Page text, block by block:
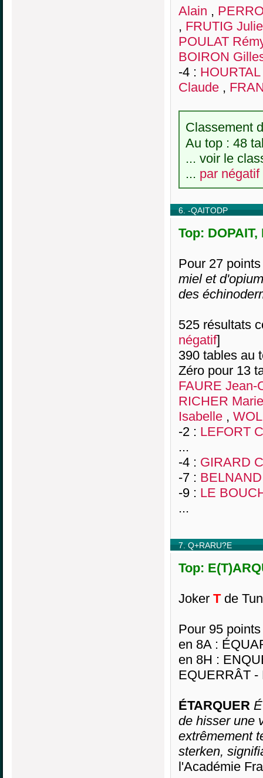
Alain ,
, FRUTIG
POULAT
BOIRON
-4 :
Claude ,
Classement
Au top : 48
... voir le
... par négatif
6. -QAITODP
Top:
Pour 27
miel et d'opium
des
525 résultats
négatif]
390 tables au
Zéro pour 13
FAURE Jean-
RICHER
Isabelle ,
-2 : LEFORT
...
-4 : GIRARD
-7 :
-9 : LE
...
7. Q+RARU?E
Top:
Joker Tde
Pour 95 points
en 8A :
en 8H :
EQUERRÂT
ÉTARQUER
de hisser une
extrêmement
sterken,
l'Académie